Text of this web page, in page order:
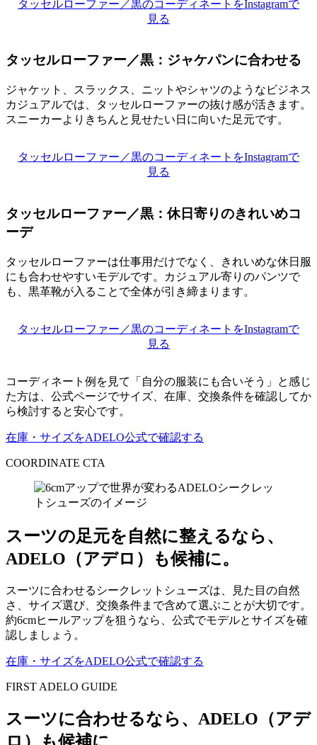
タッセルローファー／黒のコーディネートをInstagramで
見る
タッセルローファー／黒：ジャケパンに合わせる
ジャケット、スラックス、ニットやシャツのようなビジネス
カジュアルでは、タッセルローファーの抜け感が活きます。
スニーカーよりきちんと見せたい日に向いた足元です。
タッセルローファー／黒のコーディネートをInstagramで
見る
タッセルローファー／黒：休日寄りのきれいめコ
ーデ
タッセルローファーは仕事用だけでなく、きれいめな休日服
にも合わせやすいモデルです。カジュアル寄りのパンツで
も、黒革靴が入ることで全体が引き締まります。
タッセルローファー／黒のコーディネートをInstagramで
見る
コーディネート例を見て「自分の服装にも合いそう」と感じ
た方は、公式ページでサイズ、在庫、交換条件を確認してか
ら検討すると安心です。
在庫・サイズをADELO公式で確認する
COORDINATE CTA
スーツの足元を自然に整えるなら、
ADELO（アデロ）も候補に。
スーツに合わせるシークレットシューズは、見た目の自然
さ、サイズ選び、交換条件まで含めて選ぶことが大切です。
約6cmヒールアップを狙うなら、公式でモデルとサイズを確
認しましょう。
在庫・サイズをADELO公式で確認する
FIRST ADELO GUIDE
スーツに合わせるなら、ADELO（アデ